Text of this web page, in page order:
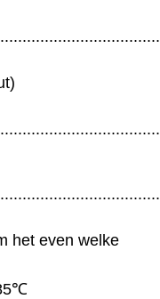
het even welke